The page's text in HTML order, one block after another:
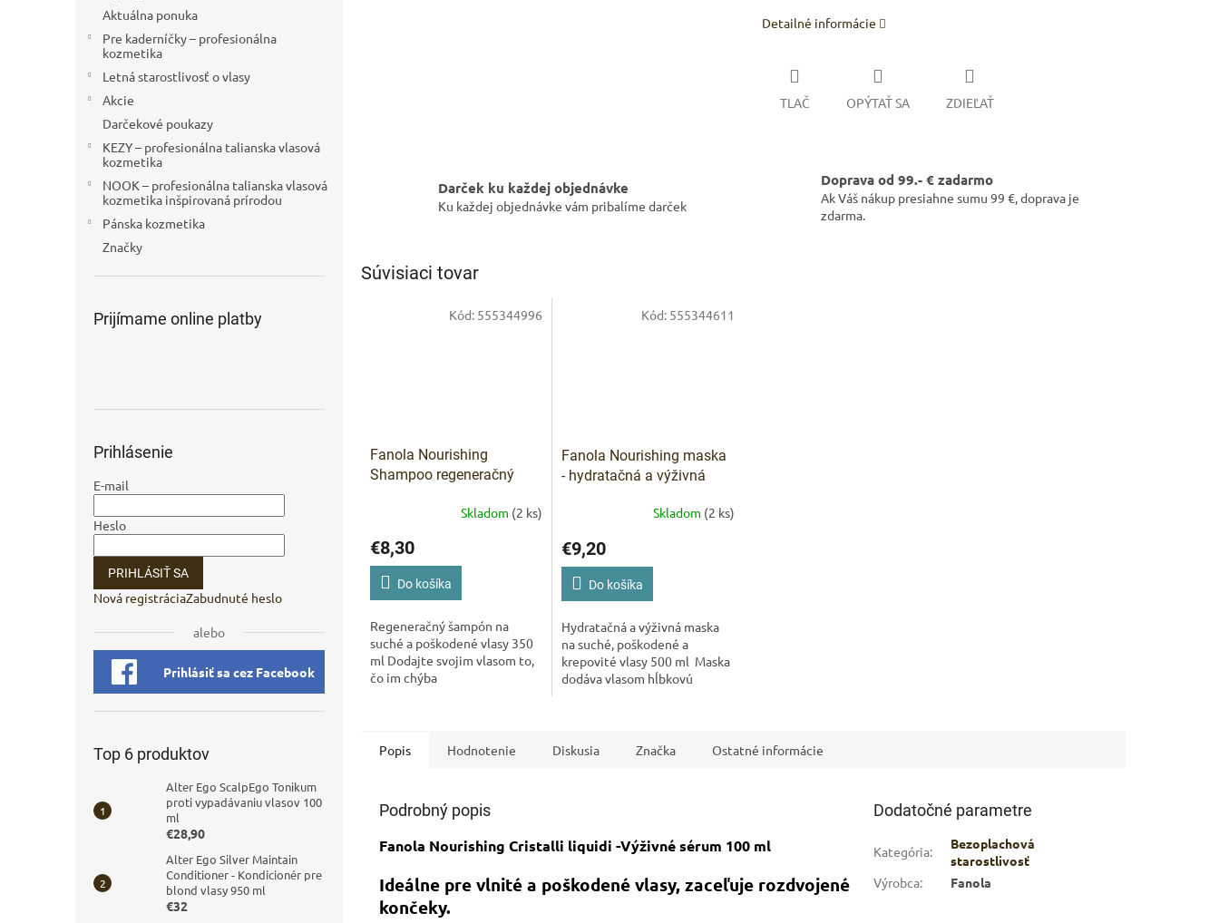
Aktuálna ponuka
Pre kaderníčky – profesionálna
kozmetika
Letná starostlivosť o vlasy
Akcie
Darčekové poukazy
KEZY – profesionálna talianska vlasová
kozmetika
NOOK – profesionálna talianska vlasová
kozmetika inšpirovaná prírodou
Pánska kozmetika
Značky
Prijímame online platby
Prihlásenie
E-mail
Heslo
PRIHLÁSIŤ SA
Nová registráciaZabudnuté heslo
alebo
Prihlásiť sa cez Facebook
Top 6 produktov
Alter Ego ScalpEgo Tonikum
proti vypadávaniu vlasov 100
ml
€28,90
Alter Ego Silver Maintain
Conditioner - Kondicionér pre
blond vlasy 950 ml
€32
Detailné informácie
TLAČ OPÝTAŤ SA ZDIEĽAŤ
Darček ku každej objednávke
Ku každej objednávke vám pribalíme darček
Doprava od 99.- € zadarmo
Ak Váš nákup presiahne sumu 99 €, doprava je
zdarma.
Súvisiaci tovar
Fanola Nourishing
Shampoo regeneračný
poškodené vlasy 350 ml
Skladom (2 ks)
€8,30
Do košíka
Regeneračný šampón na
suché a poškodené vlasy 350
ml Dodajte svojim vlasom to,
čo im chýba
Kód: 555344996
Fanola Nourishing maska
- hydratačná a výživná
Skladom (2 ks)
€9,20
Do košíka
Hydratačná a výživná maska
na suché, poškodené a
krepovité vlasy 500 ml Maska
dodáva vlasom hĺbkovú
Kód: 555344611
Popis Hodnotenie Diskusia Značka Ostatné informácie
Podrobný popis
Fanola Nourishing Cristalli liquidi -Výživné sérum 100 ml
Ideálne pre vlnité a poškodené vlasy, zaceľuje rozdvojené
končeky.
Dodatočné parametre
Kategória:
Bezoplachová
starostlivosť
Výrobca: Fanola